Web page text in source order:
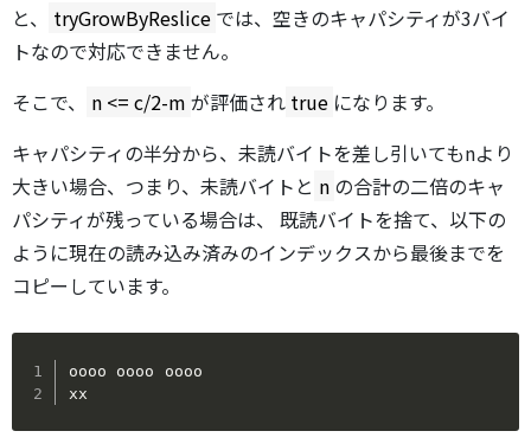
と、
tryGrowByReslice では、空きのキャパシティが3バイ
トなので対応できません。
そこで、
n <= c/2-m が評価され true になります。
キャパシティの半分から、未読バイトを差し引いてもnより
大きい場合、つまり、未読バイトと n の合計の二倍のキャ
パシティが残っている場合は、 既読バイトを捨て、以下の
ように現在の読み込み済みのインデックスから最後までを
コピーしています。
oooo oooo oooo
xx